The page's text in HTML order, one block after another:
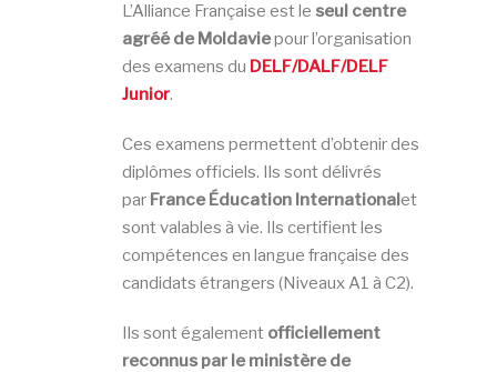
L’Alliance Française est le seul centre
agréé de Moldaviepour l’organisation
des examens du DELF/DALF/DELF
Junior.
Ces examens permettent d’obtenir des
diplômes officiels. Ils sont délivrés
par France Éducation Internationalet
sont valables à vie. Ils certifient les
compétences en langue française des
candidats étrangers (Niveaux A1 à C2).
Ils sont également officiellement
reconnus par le ministère de